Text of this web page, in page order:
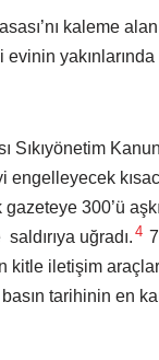
kaleme
Sıkıyönetim
engelleyecek
300’ü
uğradı. 4
iletişim araçları
tarihinin en